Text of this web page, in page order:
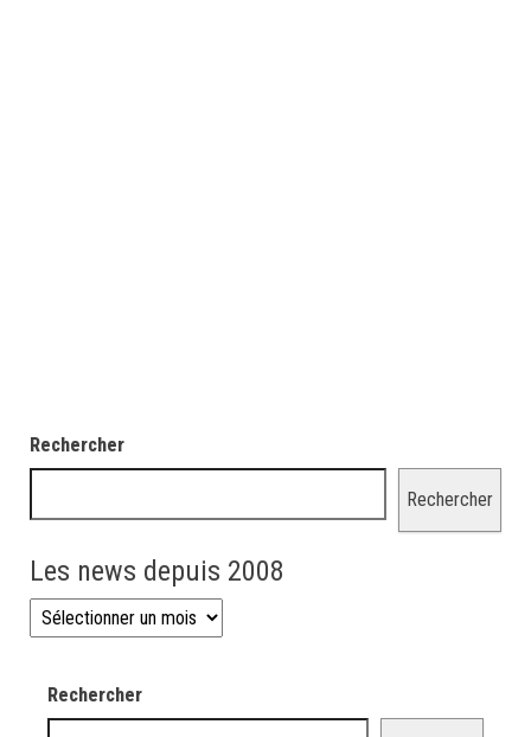
Rechercher
Rechercher
Les news depuis 2008
Les news depuis 2008
Rechercher